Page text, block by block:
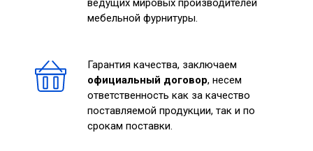
ведущих мировых производителей
мебельной фурнитуры.
Гарантия качества, заключаем
официальный договор, несем
ответственность как за качество
поставляемой продукции, так и по
срокам поставки.